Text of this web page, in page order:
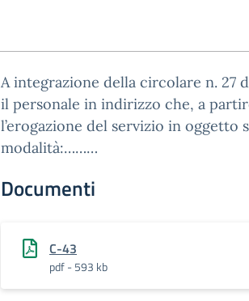
A integrazione della circolare n. 27
il personale in indirizzo che, a
l’erogazione del servizio in oggetto
modalità:………
Documenti
C-43
pdf - 593 kb